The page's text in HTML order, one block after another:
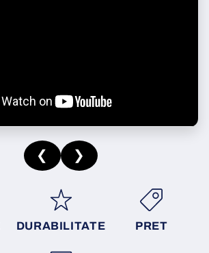
❮ ❯
DURABILITATE PRET